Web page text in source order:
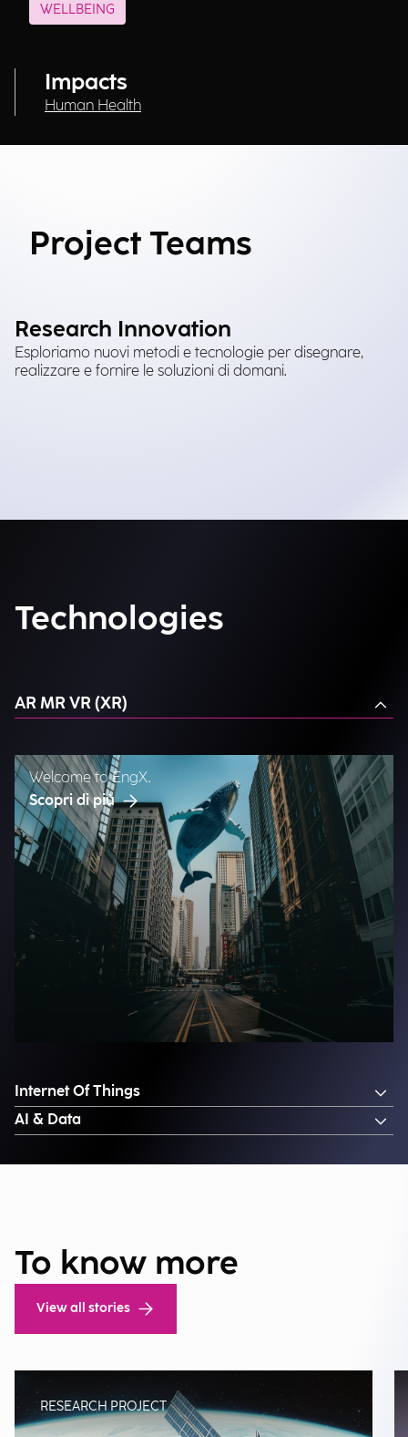
WELLBEING
Impacts
Human Health
Project Teams
Research Innovation
Esploriamo nuovi metodi e tecnologie per disegnare,
realizzare e fornire le soluzioni di domani.
Technologies
AR MR VR (XR)
Welcome to EngX.
Scopri di più
Internet Of Things
AI & Data
To know more
View all stories
RESEARCH PROJECT